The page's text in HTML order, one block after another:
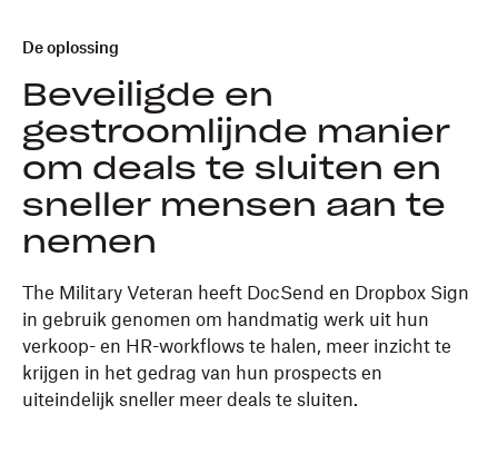
De oplossing
Beveiligde en
gestroomlijnde manier
om deals te sluiten en
sneller mensen aan te
nemen
The Military Veteran heeft DocSend en Dropbox Sign
in gebruik genomen om handmatig werk uit hun
verkoop- en HR-workflows te halen, meer inzicht te
krijgen in het gedrag van hun prospects en
uiteindelijk sneller meer deals te sluiten.